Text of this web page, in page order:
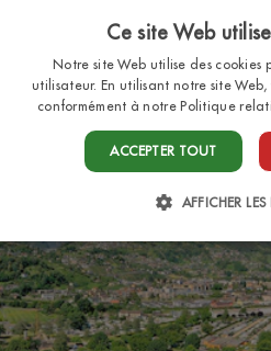
Ce site Web
Notre site Web utilise des
utilisateur. En utilisant notre site Web,
conformément à notre Politique
ACCEPTER TOUT
AFFICHER LES